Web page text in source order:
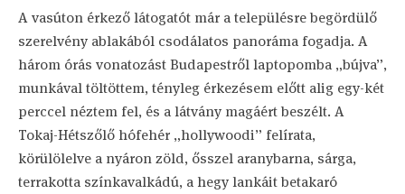
A vasúton érkező látogatót már a településre begördülő
szerelvény ablakából csodálatos panoráma fogadja. A
három órás vonatozást Budapestről laptopomba „bújva”,
munkával töltöttem, tényleg érkezésem előtt alig egy-két
perccel néztem fel, és a látvány magáért beszélt. A
Tokaj-Hétszőlő hófehér „hollywoodi” felírata,
körülölelve a nyáron zöld, ősszel aranybarna, sárga,
terrakotta színkavalkádú, a hegy lankáit betakaró